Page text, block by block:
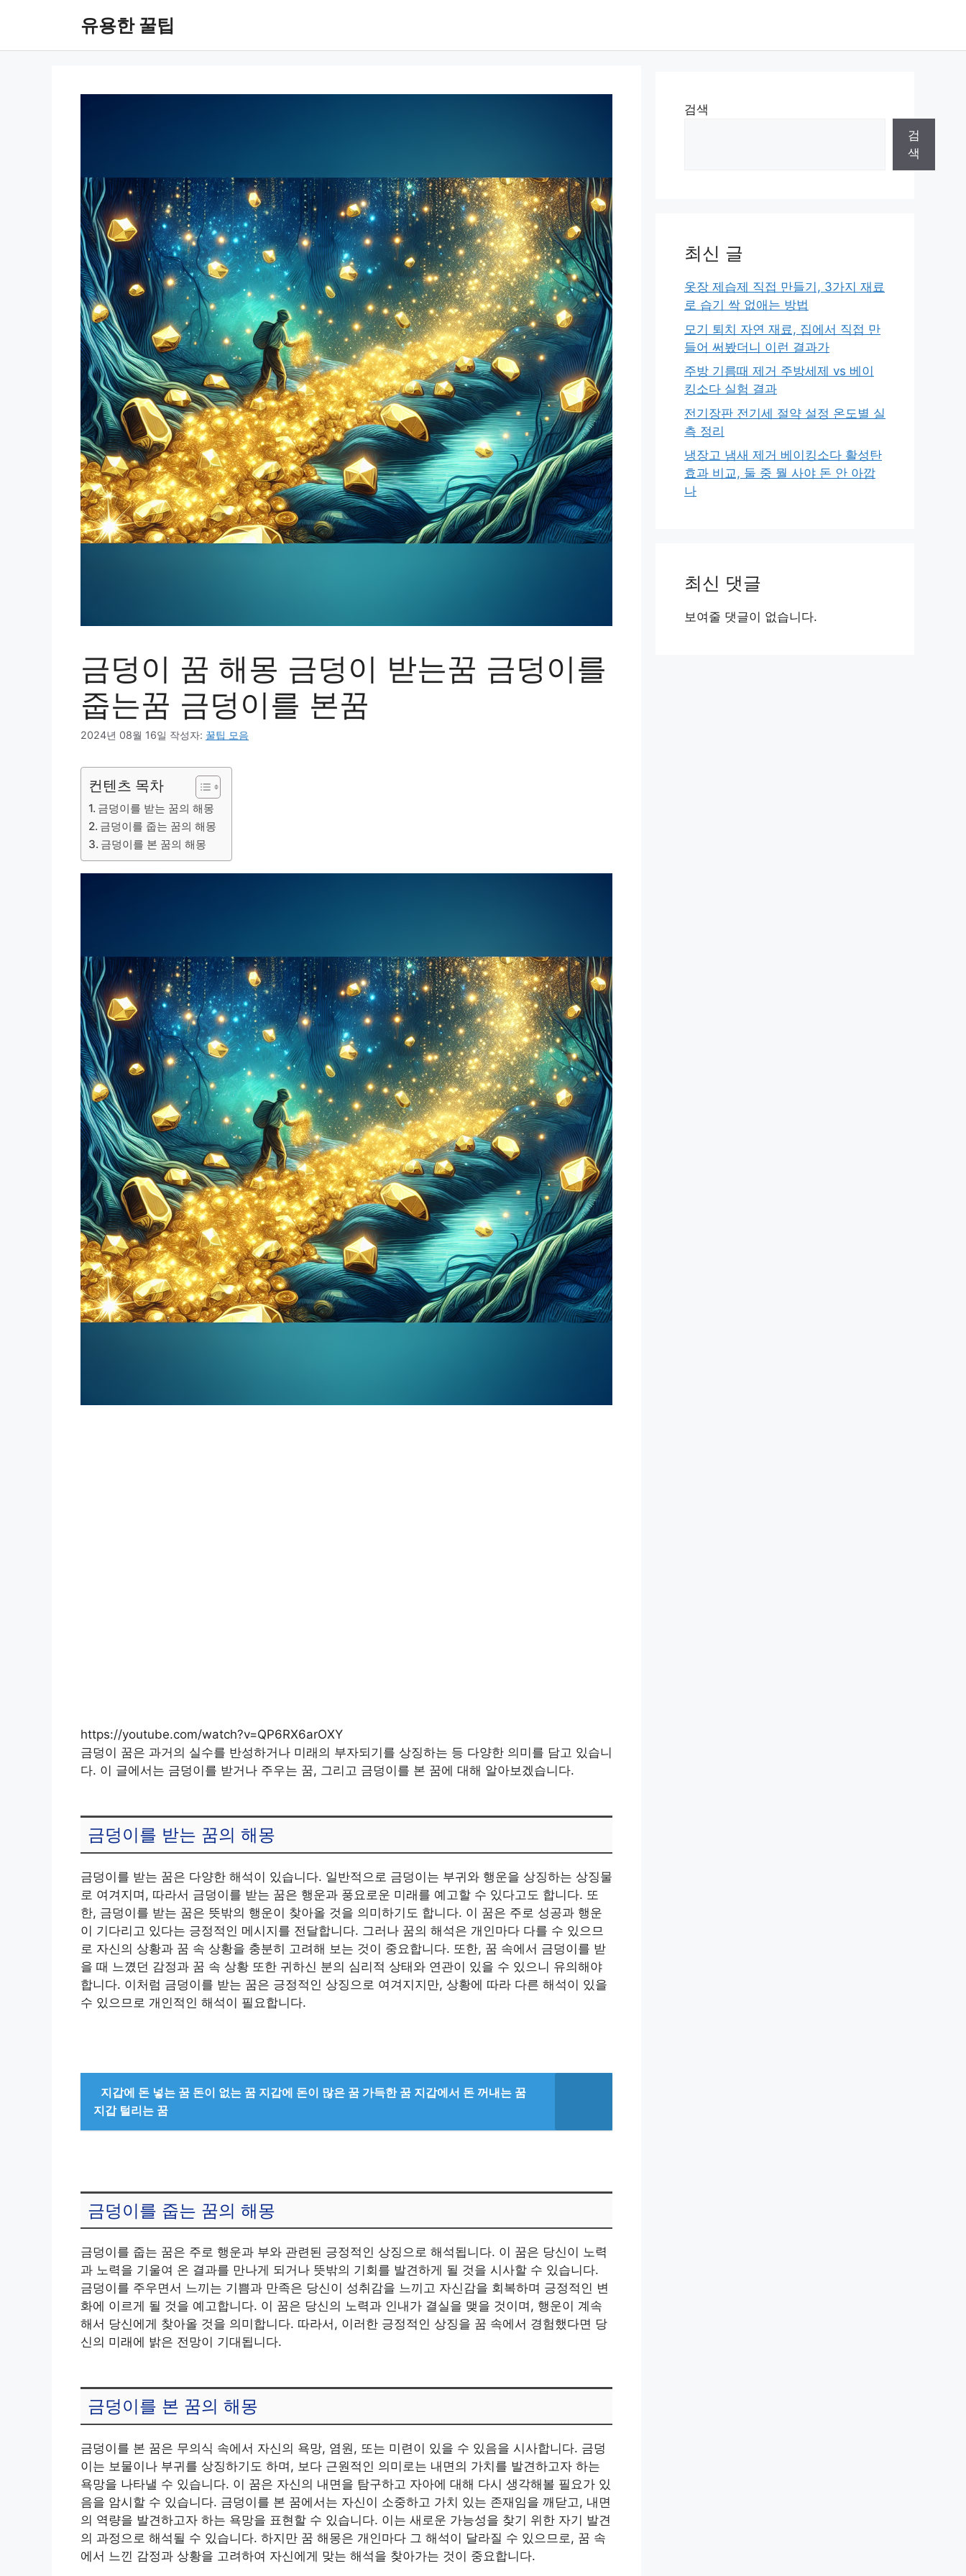
유용한 꿀팁
금덩이 꿈 해몽 금덩이 받는꿈 금덩이를
줍는꿈 금덩이를 본꿈
2024년 08월 16일 작성자: 꿀팁 모음
컨텐츠 목차
금덩이를 받는 꿈의 해몽
금덩이를 줍는 꿈의 해몽
금덩이를 본 꿈의 해몽
https://youtube.com/watch?v=QP6RX6arOXY
금덩이 꿈은 과거의 실수를 반성하거나 미래의 부자되기를 상징하는 등 다양한 의미를 담고 있습니
다. 이 글에서는 금덩이를 받거나 주우는 꿈, 그리고 금덩이를 본 꿈에 대해 알아보겠습니다.
금덩이를 받는 꿈의 해몽
금덩이를 받는 꿈은 다양한 해석이 있습니다. 일반적으로 금덩이는 부귀와 행운을 상징하는 상징물
로 여겨지며, 따라서 금덩이를 받는 꿈은 행운과 풍요로운 미래를 예고할 수 있다고도 합니다. 또
한, 금덩이를 받는 꿈은 뜻밖의 행운이 찾아올 것을 의미하기도 합니다. 이 꿈은 주로 성공과 행운
이 기다리고 있다는 긍정적인 메시지를 전달합니다. 그러나 꿈의 해석은 개인마다 다를 수 있으므
로 자신의 상황과 꿈 속 상황을 충분히 고려해 보는 것이 중요합니다. 또한, 꿈 속에서 금덩이를 받
을 때 느꼈던 감정과 꿈 속 상황 또한 귀하신 분의 심리적 상태와 연관이 있을 수 있으니 유의해야
합니다. 이처럼 금덩이를 받는 꿈은 긍정적인 상징으로 여겨지지만, 상황에 따라 다른 해석이 있을
수 있으므로 개인적인 해석이 필요합니다.
지갑에 돈 넣는 꿈 돈이 없는 꿈 지갑에 돈이 많은 꿈 가득한 꿈 지갑에서 돈 꺼내는 꿈
지갑 털리는 꿈
금덩이를 줍는 꿈의 해몽
금덩이를 줍는 꿈은 주로 행운과 부와 관련된 긍정적인 상징으로 해석됩니다. 이 꿈은 당신이 노력
과 노력을 기울여 온 결과를 만나게 되거나 뜻밖의 기회를 발견하게 될 것을 시사할 수 있습니다.
금덩이를 주우면서 느끼는 기쁨과 만족은 당신이 성취감을 느끼고 자신감을 회복하며 긍정적인 변
화에 이르게 될 것을 예고합니다. 이 꿈은 당신의 노력과 인내가 결실을 맺을 것이며, 행운이 계속
해서 당신에게 찾아올 것을 의미합니다. 따라서, 이러한 긍정적인 상징을 꿈 속에서 경험했다면 당
신의 미래에 밝은 전망이 기대됩니다.
금덩이를 본 꿈의 해몽
금덩이를 본 꿈은 무의식 속에서 자신의 욕망, 염원, 또는 미련이 있을 수 있음을 시사합니다. 금덩
이는 보물이나 부귀를 상징하기도 하며, 보다 근원적인 의미로는 내면의 가치를 발견하고자 하는
욕망을 나타낼 수 있습니다. 이 꿈은 자신의 내면을 탐구하고 자아에 대해 다시 생각해볼 필요가 있
음을 암시할 수 있습니다. 금덩이를 본 꿈에서는 자신이 소중하고 가치 있는 존재임을 깨닫고, 내면
의 역량을 발견하고자 하는 욕망을 표현할 수 있습니다. 이는 새로운 가능성을 찾기 위한 자기 발견
의 과정으로 해석될 수 있습니다. 하지만 꿈 해몽은 개인마다 그 해석이 달라질 수 있으므로, 꿈 속
에서 느낀 감정과 상황을 고려하여 자신에게 맞는 해석을 찾아가는 것이 중요합니다.
검색
검
색
최신 글
옷장 제습제 직접 만들기, 3가지 재료
로 습기 싹 없애는 방법
모기 퇴치 자연 재료, 집에서 직접 만
들어 써봤더니 이런 결과가
주방 기름때 제거 주방세제 vs 베이
킹소다 실험 결과
전기장판 전기세 절약 설정 온도별 실
측 정리
냉장고 냄새 제거 베이킹소다 활성탄
효과 비교, 둘 중 뭘 사야 돈 안 아깝
나
최신 댓글
보여줄 댓글이 없습니다.